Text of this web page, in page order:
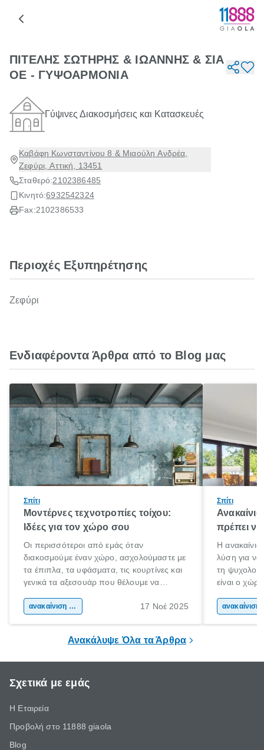
ΠΙΤΕΛΗΣ ΣΩΤΗΡΗΣ & ΙΩΑΝΝΗΣ & ΣΙΑ
ΟΕ - ΓΥΨΟΑΡΜΟΝΙΑ
Γύψινες Διακοσμήσεις και Κατασκευές
Καβάφη Κωνσταντίνου 8 & Μιαούλη Ανδρέα,
Ζεφύρι, Αττική, 13451
Σταθερό:2102386485
Κινητό:6932542324
Fax:2102386533
Περιοχές Εξυπηρέτησης
Ζεφύρι
Ενδιαφέροντα Άρθρα από το Blog μας
Σπίτι
Μοντέρνες τεχνοτροπίες τοίχου:
Ιδέες για τον χώρο σου
Οι περισσότεροι από εμάς όταν
διακοσμούμε έναν χώρο, ασχολούμαστε με
τα έπιπλα, τα υφάσματα, τις κουρτίνες και
γενικά τα αξεσουάρ που θέλουμε να
πόσο πολύ επηρεάζουν οι τοίχοι τη
κάποιες έξυπνες ιδέες για τεχνοτροπίες
ανακαίνιση σπιτιού 17 Νοέ 2025
Σπίτι
πρέπει να
Η
λύση για να
τη
είναι ο
Επομένως,
Ανακάλυψε Όλα τα Άρθρα
Σχετικά με εμάς
Η Εταιρεία
Προβολή στο 11888 giaola
Blog